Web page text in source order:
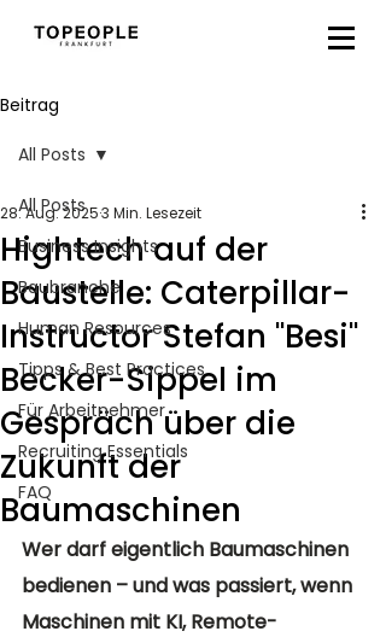
Beitrag
All Posts
Business Insights
Baubranche
Human Resources
Tipps & Best Practices
Für Arbeitnehmer
Recruiting Essentials
FAQ
All Posts
Hightech auf der
Baustelle: Caterpillar-
Instructor Stefan "Besi"
Becker-Sippel im
Gespräch über die
Zukunft der
Baumaschinen
28. Aug. 20253 Min. Lesezeit
Wer darf eigentlich Baumaschinen
bedienen – und was passiert, wenn
Maschinen mit KI, Remote-